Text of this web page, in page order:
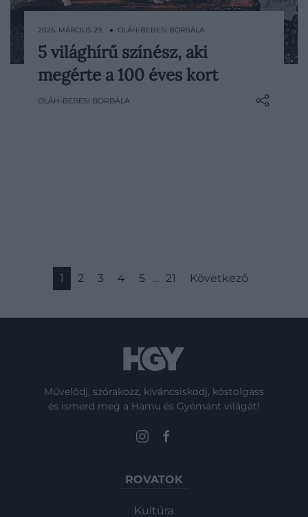
A százéves kor ma is kivételes, különösen
egy olyan pályán, ahol az idő múlása a
nyilvánosság előtt zajlik. A film világa
2026. MÁRCIUS 29. ● OLÁH-BEBESI BORBÁLA
5 világhírű színész, aki
megérte a 100 éves kort
OLÁH-BEBESI BORBÁLA
1 2 3 4 5 … 21 Következő
Művelődj, szórakozz, kíváncsiskodj, kóstolgass
és ismerd meg a Hamu és Gyémánt világát!
ROVATOK
Kultúra